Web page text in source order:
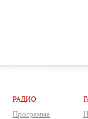
РАДИО
Программа